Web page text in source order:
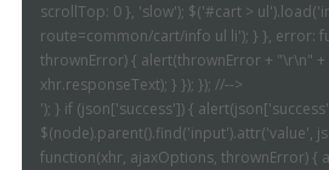
scrollTop: 0 }, 'slow'); $('#cart >
route=common/cart/info ul li'); } }, error:
thrownError) { alert(thrownError + "\r\n" +
xhr.responseText); } }); }); //-->
'); } if (json['success']) {
$(node).parent().find('input').attr('value',
function(xhr, ajaxOptions, thrownError) {